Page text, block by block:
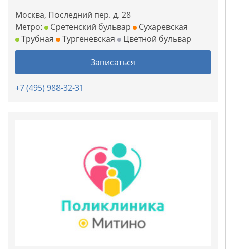
Москва, Последний пер. д. 28
Метро:
Сретенский бульвар
Сухаревская
Трубная
Тургеневская Цветной бульвар
Записаться
+7 (495) 988-32-31